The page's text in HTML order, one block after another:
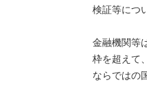
検証等につ
金融機関等
枠を超えて
ならではの